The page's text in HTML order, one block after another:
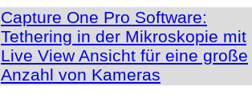
Capture One Pro Software:
Tethering in der Mikroskopie mit
Live View Ansicht für eine große
Anzahl von Kameras